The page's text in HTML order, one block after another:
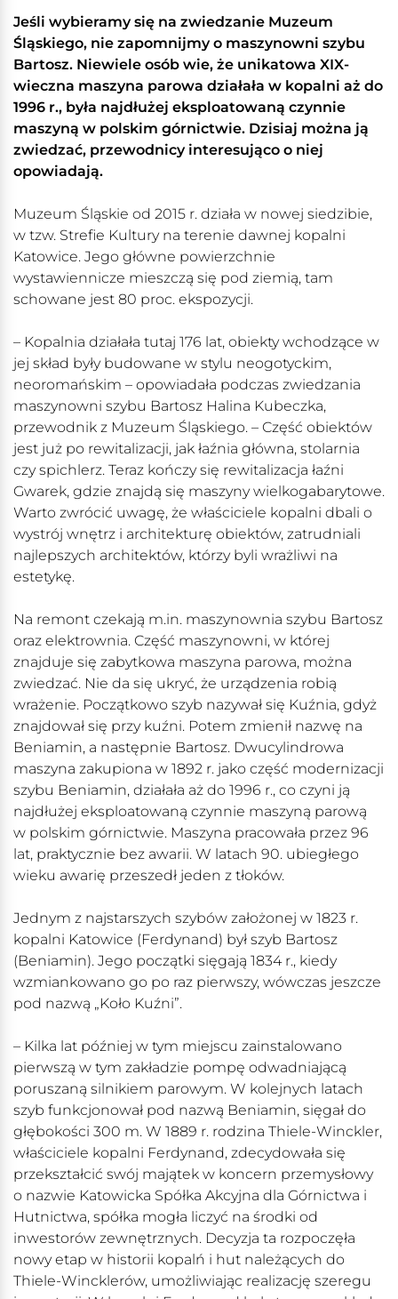
Jeśli wybieramy się na zwiedzanie Muzeum
Śląskiego, nie zapomnijmy o maszynowni szybu
Bartosz. Niewiele osób wie, że unikatowa XIX-
wieczna maszyna parowa działała w kopalni aż do
1996 r., była najdłużej eksploatowaną czynnie
maszyną w polskim górnictwie. Dzisiaj można ją
zwiedzać, przewodnicy interesująco o niej
opowiadają.
Muzeum Śląskie od 2015 r. działa w nowej siedzibie,
w tzw. Strefie Kultury na terenie dawnej kopalni
Katowice. Jego główne powierzchnie
wystawiennicze mieszczą się pod ziemią, tam
schowane jest 80 proc. ekspozycji.
– Kopalnia działała tutaj 176 lat, obiekty wchodzące w
jej skład były budowane w stylu neogotyckim,
neoromańskim – opowiadała podczas zwiedzania
maszynowni szybu Bartosz Halina Kubeczka,
przewodnik z Muzeum Śląskiego. – Część obiektów
jest już po rewitalizacji, jak łaźnia główna, stolarnia
czy spichlerz. Teraz kończy się rewitalizacja łaźni
Gwarek, gdzie znajdą się maszyny wielkogabarytowe.
Warto zwrócić uwagę, że właściciele kopalni dbali o
wystrój wnętrz i architekturę obiektów, zatrudniali
najlepszych architektów, którzy byli wrażliwi na
estetykę.
Na remont czekają m.in. maszynownia szybu Bartosz
oraz elektrownia. Część maszynowni, w której
znajduje się zabytkowa maszyna parowa, można
zwiedzać. Nie da się ukryć, że urządzenia robią
wrażenie. Początkowo szyb nazywał się Kuźnia, gdyż
znajdował się przy kuźni. Potem zmienił nazwę na
Beniamin, a następnie Bartosz. Dwucylindrowa
maszyna zakupiona w 1892 r. jako część modernizacji
szybu Beniamin, działała aż do 1996 r., co czyni ją
najdłużej eksploatowaną czynnie maszyną parową
w polskim górnictwie. Maszyna pracowała przez 96
lat, praktycznie bez awarii. W latach 90. ubiegłego
wieku awarię przeszedł jeden z tłoków.
Jednym z najstarszych szybów założonej w 1823 r.
kopalni Katowice (Ferdynand) był szyb Bartosz
(Beniamin). Jego początki sięgają 1834 r., kiedy
wzmiankowano go po raz pierwszy, wówczas jeszcze
pod nazwą „Koło Kuźni”.
– Kilka lat później w tym miejscu zainstalowano
pierwszą w tym zakładzie pompę odwadniającą
poruszaną silnikiem parowym. W kolejnych latach
szyb funkcjonował pod nazwą Beniamin, sięgał do
głębokości 300 m. W 1889 r. rodzina Thiele-Winckler,
właściciele kopalni Ferdynand, zdecydowała się
przekształcić swój majątek w koncern przemysłowy
o nazwie Katowicka Spółka Akcyjna dla Górnictwa i
Hutnictwa, spółka mogła liczyć na środki od
inwestorów zewnętrznych. Decyzja ta rozpoczęła
nowy etap w historii kopalń i hut należących do
Thiele-Wincklerów, umożliwiając realizację szeregu